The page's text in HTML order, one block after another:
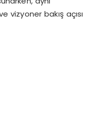
vizyoner bakış açısı